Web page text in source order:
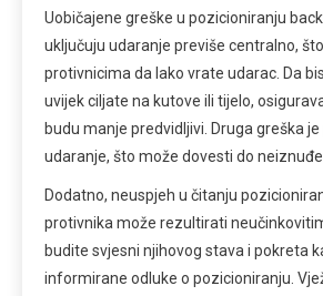
Uobičajene greške u pozicioniranju
uključuju udaranje previše centralno,
protivnicima da lako vrate udarac. Da
uvijek ciljate na kutove ili tijelo,
budu manje predvidljivi. Druga greška
udaranje, što može dovesti do
Dodatno, neuspjeh u čitanju
protivnika može rezultirati
budite svjesni njihovog stava i pokreta
informirane odluke o pozicioniranju.